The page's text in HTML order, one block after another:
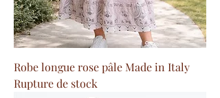
Robe longue rose pâle Made in Italy
Rupture de stock